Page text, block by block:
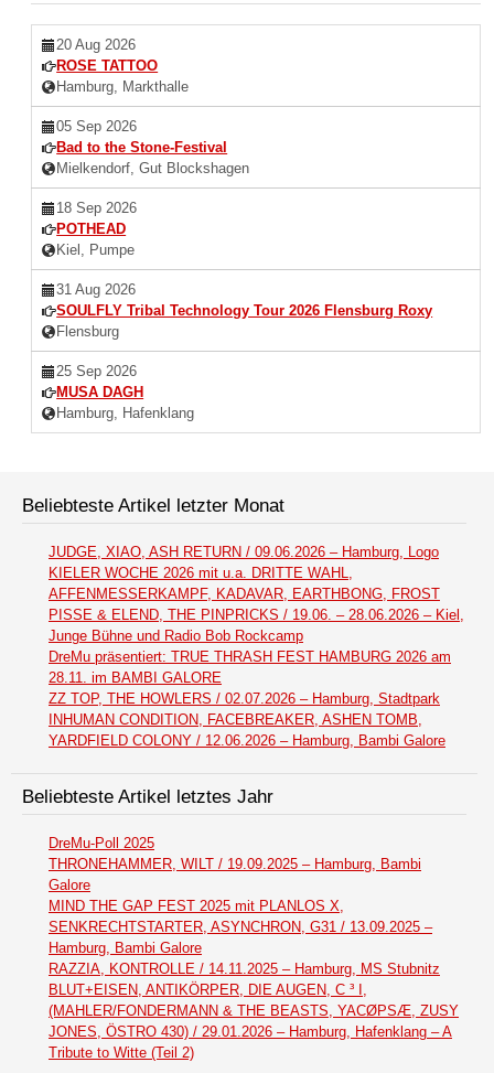
20 Aug 2026
ROSE TATTOO
Hamburg, Markthalle
05 Sep 2026
Bad to the Stone-Festival
Mielkendorf, Gut Blockshagen
18 Sep 2026
POTHEAD
Kiel, Pumpe
31 Aug 2026
SOULFLY Tribal Technology Tour 2026 Flensburg Roxy
Flensburg
25 Sep 2026
MUSA DAGH
Hamburg, Hafenklang
Beliebteste Artikel letzter Monat
JUDGE, XIAO, ASH RETURN / 09.06.2026 – Hamburg, Logo
KIELER WOCHE 2026 mit u.a. DRITTE WAHL,
AFFENMESSERKAMPF, KADAVAR, EARTHBONG, FROST
PISSE & ELEND, THE PINPRICKS / 19.06. – 28.06.2026 – Kiel,
Junge Bühne und Radio Bob Rockcamp
DreMu präsentiert: TRUE THRASH FEST HAMBURG 2026 am
28.11. im BAMBI GALORE
ZZ TOP, THE HOWLERS / 02.07.2026 – Hamburg, Stadtpark
INHUMAN CONDITION, FACEBREAKER, ASHEN TOMB,
YARDFIELD COLONY / 12.06.2026 – Hamburg, Bambi Galore
Beliebteste Artikel letztes Jahr
DreMu-Poll 2025
THRONEHAMMER, WILT / 19.09.2025 – Hamburg, Bambi
Galore
MIND THE GAP FEST 2025 mit PLANLOS X,
SENKRECHTSTARTER, ASYNCHRON, G31 / 13.09.2025 –
Hamburg, Bambi Galore
RAZZIA, KONTROLLE / 14.11.2025 – Hamburg, MS Stubnitz
BLUT+EISEN, ANTIKÖRPER, DIE AUGEN, C ³ I,
(MAHLER/FONDERMANN & THE BEASTS, YACØPSÆ, ZUSY
JONES, ÖSTRO 430) / 29.01.2026 – Hamburg, Hafenklang – A
Tribute to Witte (Teil 2)